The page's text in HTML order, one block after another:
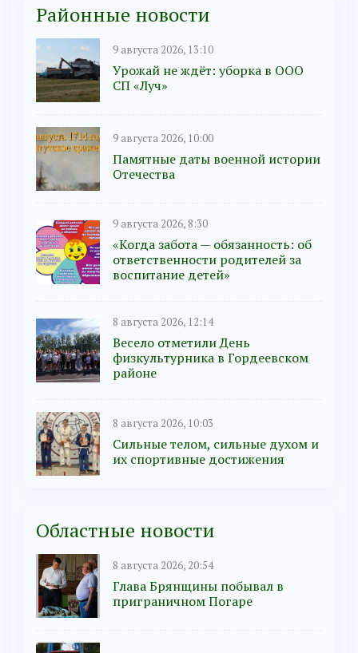
Районные новости
9 августа 2026, 13:10
Урожай не ждёт: уборка в ООО
СП «Луч»
9 августа 2026, 10:00
Памятные даты военной истории
Отечества
9 августа 2026, 8:30
«Когда забота — обязанность: об
ответственности родителей за
воспитание детей»
8 августа 2026, 12:14
Весело отметили День
физкультурника в Гордеевском
районе
8 августа 2026, 10:03
Сильные телом, сильные духом и
их спортивные достижения
Областные новости
8 августа 2026, 20:54
Глава Брянщины побывал в
приграничном Погаре